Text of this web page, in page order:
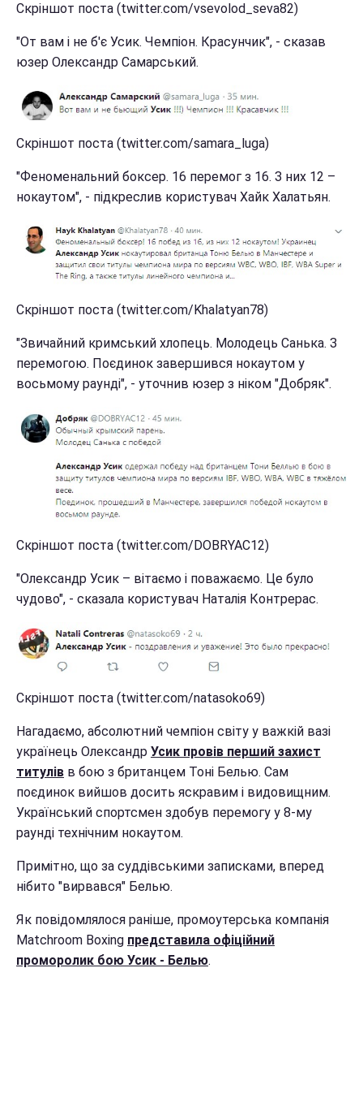
Скріншот поста (twitter.com/vsevolod_seva82)
"От вам і не б'є Усик. Чемпіон. Красунчик", - сказав
юзер Олександр Самарський.
Скріншот поста (twitter.com/samara_luga)
"Феноменальний боксер. 16 перемог з 16. З них 12 –
нокаутом", - підкреслив користувач Хайк Халатьян.
Скріншот поста (twitter.com/Khalatyan78)
"Звичайний кримський хлопець. Молодець Санька. З
перемогою. Поєдинок завершився нокаутом у
восьмому раунді", - уточнив юзер з ніком "Добряк".
Скріншот поста (twitter.com/DOBRYAC12)
"Олександр Усик – вітаємо і поважаємо. Це було
чудово", - сказала користувач Наталія Контрерас.
Скріншот поста (twitter.com/natasoko69)
Нагадаємо, абсолютний чемпіон світу у важкій вазі
українець Олександр Усик провів перший захист
титулів в бою з британцем Тоні Белью. Сам
поєдинок вийшов досить яскравим і видовищним.
Український спортсмен здобув перемогу у 8-му
раунді технічним нокаутом.
Примітно, що за суддівськими записками, вперед
нібито "вирвався" Белью.
Як повідомлялося раніше, промоутерська компанія
Matchroom Boxing представила офіційний
проморолик бою Усик - Белью.